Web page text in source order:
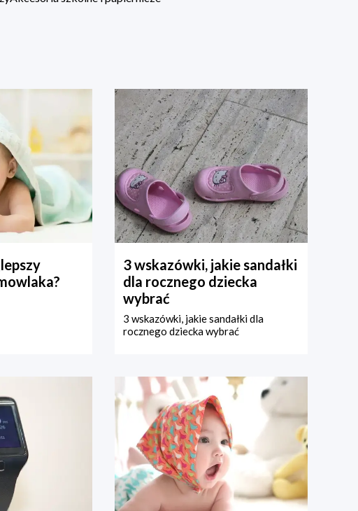
3 wskazówki, jakie sandałki
dla rocznego dziecka
wybrać
3 wskazówki, jakie sandałki dla
rocznego dziecka wybrać